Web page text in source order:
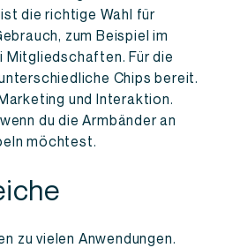
die richtige Wahl für
zum Beispiel im
Mitgliedschaften. Für die
Chips bereit.
und Interaktion.
du die Armbänder an
möchtest.
zu vielen Anwendungen.